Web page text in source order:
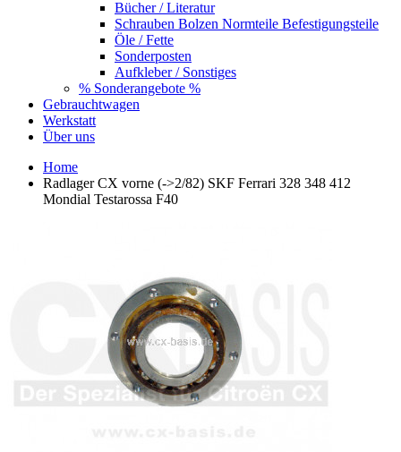
Bücher / Literatur
Schrauben Bolzen Normteile Befestigungsteile
Öle / Fette
Sonderposten
Aufkleber / Sonstiges
% Sonderangebote %
Gebrauchtwagen
Werkstatt
Über uns
Home
Radlager CX vorne (->2/82) SKF Ferrari 328 348 412
Mondial Testarossa F40